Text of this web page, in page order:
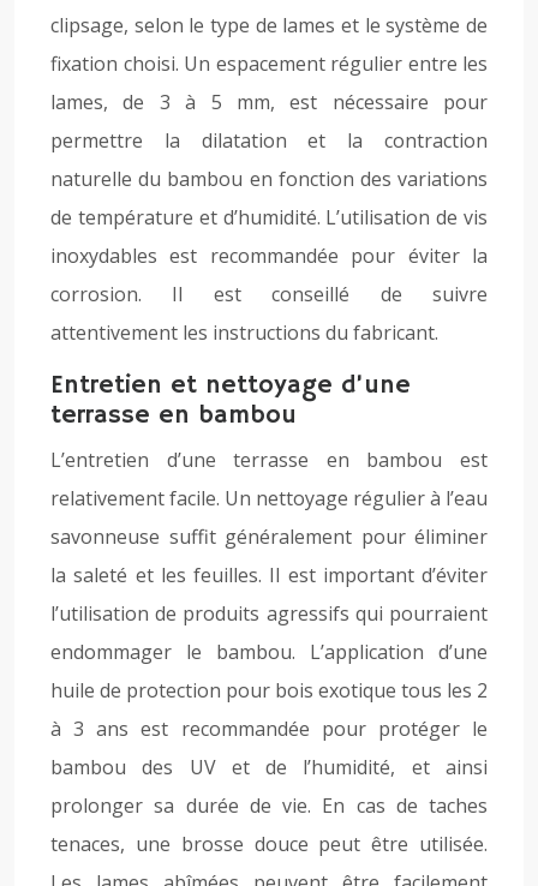
clipsage, selon le type de lames et le système de
fixation choisi. Un espacement régulier entre les
lames, de 3 à 5 mm, est nécessaire pour
permettre la dilatation et la contraction
naturelle du bambou en fonction des variations
de température et d’humidité. L’utilisation de vis
inoxydables est recommandée pour éviter la
corrosion. Il est conseillé de suivre
attentivement les instructions du fabricant.
Entretien et nettoyage d’une
terrasse en bambou
L’entretien d’une terrasse en bambou est
relativement facile. Un nettoyage régulier à l’eau
savonneuse suffit généralement pour éliminer
la saleté et les feuilles. Il est important d’éviter
l’utilisation de produits agressifs qui pourraient
endommager le bambou. L’application d’une
huile de protection pour bois exotique tous les 2
à 3 ans est recommandée pour protéger le
bambou des UV et de l’humidité, et ainsi
prolonger sa durée de vie. En cas de taches
tenaces, une brosse douce peut être utilisée.